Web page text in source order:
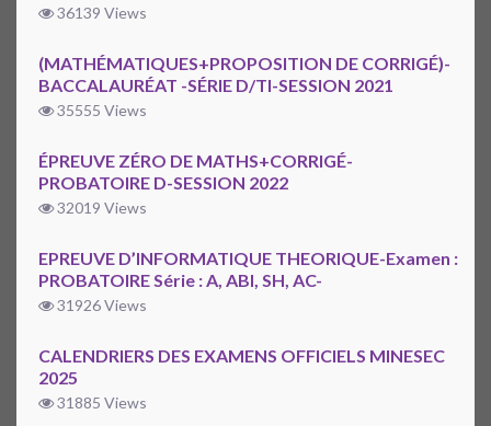
36139 Views
(MATHÉMATIQUES+PROPOSITION DE CORRIGÉ)-
BACCALAURÉAT -SÉRIE D/TI-SESSION 2021
35555 Views
ÉPREUVE ZÉRO DE MATHS+CORRIGÉ-
PROBATOIRE D-SESSION 2022
32019 Views
EPREUVE D’INFORMATIQUE THEORIQUE-Examen :
PROBATOIRE Série : A, ABI, SH, AC-
31926 Views
CALENDRIERS DES EXAMENS OFFICIELS MINESEC
2025
31885 Views